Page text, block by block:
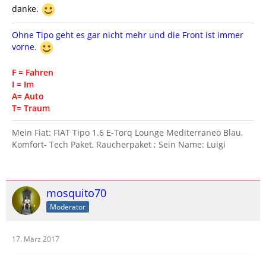
danke.
Ohne Tipo geht es gar nicht mehr und die Front ist immer
vorne.
F = Fahren
I = Im
A= Auto
T= Traum
Mein Fiat: FIAT Tipo 1.6 E-Torq Lounge Mediterraneo Blau,
Komfort- Tech Paket, Raucherpaket ; Sein Name: Luigi
mosquito70
Moderator
17. März 2017